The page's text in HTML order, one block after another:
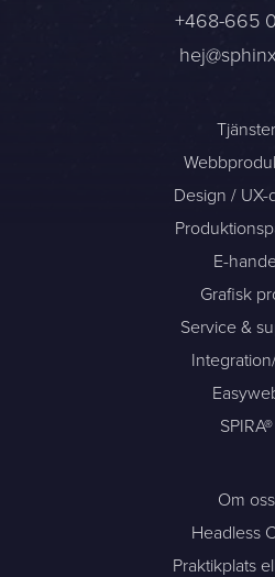
Befintlig kund? Support
Om oss / Kontaktpersoner
+468-665
Tjänster
Design / UX-
E-
Grafisk
Service &
SPIRA®
Om oss
Headless
Praktikplats